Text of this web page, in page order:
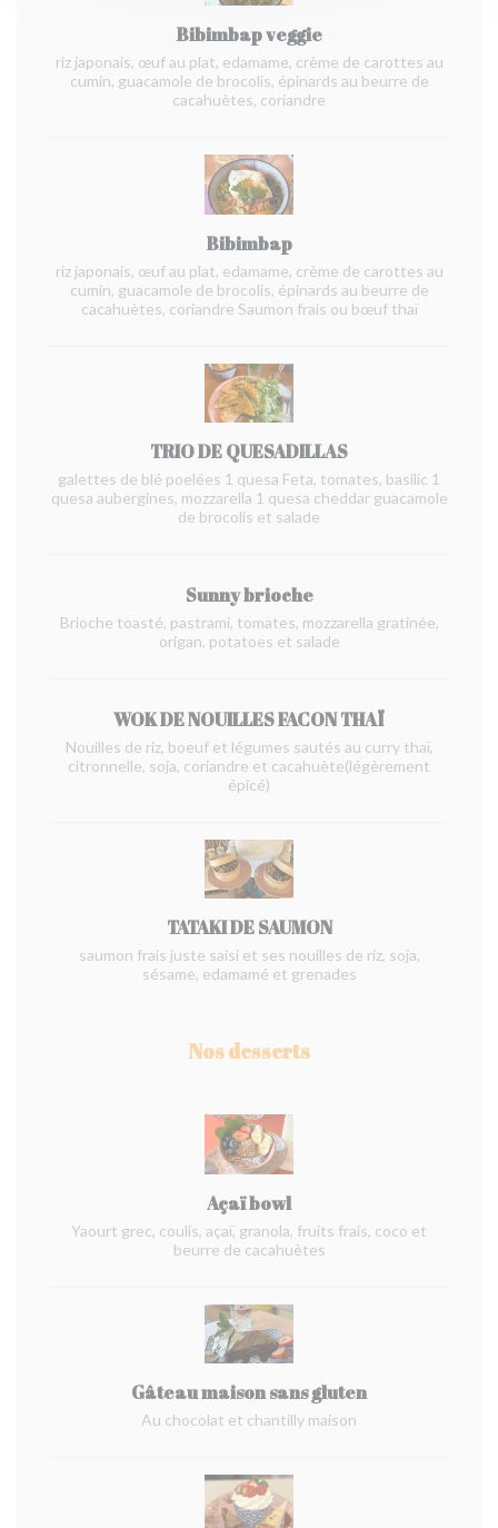
Bibimbap veggie
riz japonais, œuf au plat, edamame, crème de carottes au
cumin, guacamole de brocolis, épinards au beurre de
cacahuètes, coriandre
Bibimbap
riz japonais, œuf au plat, edamame, crème de carottes au
cumin, guacamole de brocolis, épinards au beurre de
cacahuètes, coriandre Saumon frais ou bœuf thaï
TRIO DE QUESADILLAS
galettes de blé poelées 1 quesa Feta, tomates, basilic 1
quesa aubergines, mozzarella 1 quesa cheddar guacamole
de brocolis et salade
Sunny brioche
Brioche toasté, pastrami, tomates, mozzarella gratinée,
origan, potatoes et salade
WOK DE NOUILLES FACON THAÏ
Nouilles de riz, boeuf et légumes sautés au curry thaï,
citronnelle, soja, coriandre et cacahuète(légèrement
épicé)
TATAKI DE SAUMON
saumon frais juste saisi et ses nouilles de riz, soja,
sésame, edamamé et grenades
Nos desserts
Açaï bowl
Yaourt grec, coulis, açaï, granola, fruits frais, coco et
beurre de cacahuètes
Gâteau maison sans gluten
Au chocolat et chantilly maison